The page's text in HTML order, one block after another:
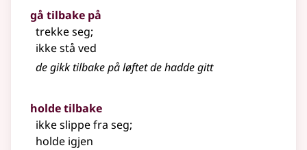
gå tilbake på
trekke seg;
ikke stå ved
de gikk tilbake på løftet de hadde gitt
holde tilbake
ikke slippe fra seg;
holde igjen